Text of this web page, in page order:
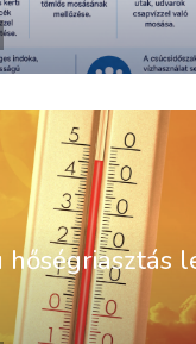
hőségriasztás